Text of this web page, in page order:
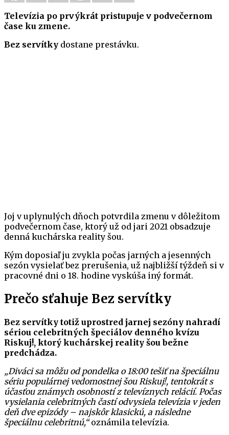
Televízia po prvýkrát pristupuje v podvečernom
čase ku zmene.
Bez servítky dostane prestávku.
Joj v uplynulých dňoch potvrdila zmenu v dôležitom
podvečernom čase, ktorý už od jari 2021 obsadzuje
denná kuchárska reality šou.
Kým doposiaľ ju zvykla počas jarných a jesenných
sezón vysielať bez prerušenia, už najbližší týždeň si v
pracovné dni o 18. hodine vyskúša iný formát.
Prečo sťahuje Bez servítky
Bez servítky totiž uprostred jarnej sezóny nahradí
sériou celebritných špeciálov denného kvízu
Riskuj!, ktorý kuchárskej reality šou bežne
predchádza.
„Diváci sa môžu od pondelka o 18:00 tešiť na špeciálnu
sériu populárnej vedomostnej šou Riskuj!, tentokrát s
účasťou známych osobností z televíznych relácií. Počas
vysielania celebritných častí odvysiela televízia v jeden
deň dve epizódy – najskôr klasickú, a následne
špeciálnu celebritnú,“oznámila televízia.